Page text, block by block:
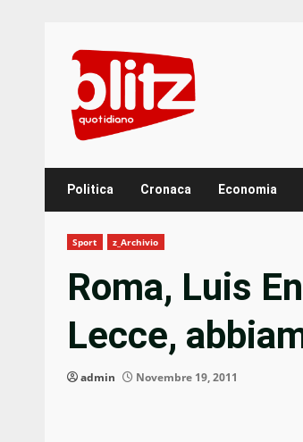
content
Politica Cronaca Economia
Sport z_Archivio
Roma, Luis
Lecce,
admin Novembre 19, 2011